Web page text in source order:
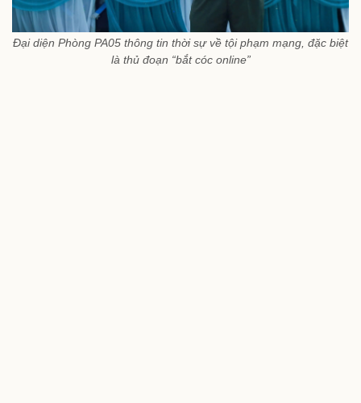
Đại diện Phòng PA05 thông tin thời sự về tội phạm mạng, đặc biệt
là thủ đoạn “bắt cóc online”